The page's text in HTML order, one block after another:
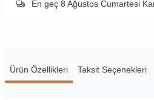
En geç 8 Ağustos Cumartesi
Ürün Özellikleri Taksit Seçenekleri